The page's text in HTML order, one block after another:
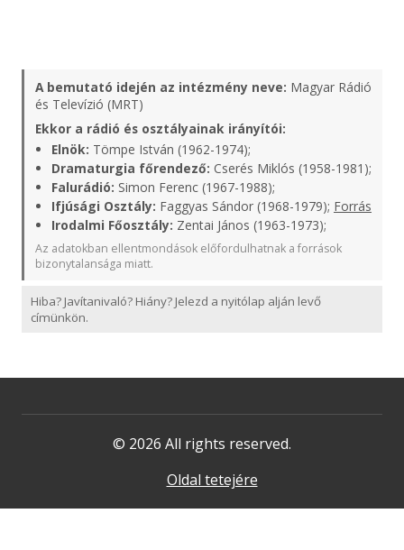
A bemutató idején az intézmény neve: Magyar Rádió
és Televízió (MRT)
Ekkor a rádió és osztályainak irányítói:
Elnök: Tömpe István (1962-1974);
Dramaturgia főrendező: Cserés Miklós (1958-1981);
Falurádió: Simon Ferenc (1967-1988);
Ifjúsági Osztály: Faggyas Sándor (1968-1979); Forrás
Irodalmi Főosztály: Zentai János (1963-1973);
Az adatokban ellentmondások előfordulhatnak a források
bizonytalansága miatt.
Hiba? Javítanivaló? Hiány? Jelezd a nyitólap alján levő
címünkön.
© 2026 All rights reserved.
Oldal tetejére